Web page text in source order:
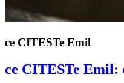
ce CITESTe Emil
ce CITESTe